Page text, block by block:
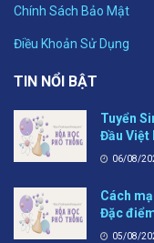
Chính Sách Bảo Mật
Điều Khoản Sử Dụng
TIN NỔI BẬT
Tuyển
Đầu Việt
06/08/
Cách
Đặc
05/08/